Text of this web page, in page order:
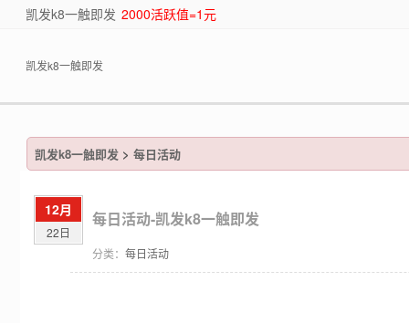
凯发k8一触即发 2000活跃值=1元
凯发k8一触即发
凯发k8一触即发> 每日活动
12月
22日
每日活动-凯发k8一触即发
分类： 每日活动